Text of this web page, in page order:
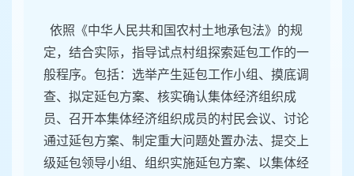
依照《中华人民共和国农村土地承包法》的规
定，结合实际，指导试点村组探索延包工作的一
般程序。包括：选举产生延包工作小组、摸底调
查、拟定延包方案、核实确认集体经济组织成
员、召开本集体经济组织成员的村民会议、讨论
通过延包方案、制定重大问题处置办法、提交上
级延包领导小组、组织实施延包方案、以集体经